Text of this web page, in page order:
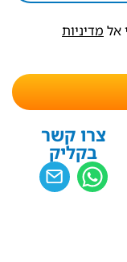
אל מדיניות
צרו קשר
בקליק